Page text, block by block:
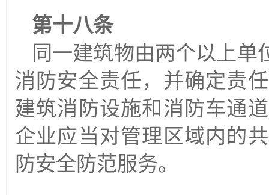
第十八条
同一建筑物由两个以上
消防安全责任，并确定责
建筑消防设施和消防车通
企业应当对管理区域内的
防安全防范服务。